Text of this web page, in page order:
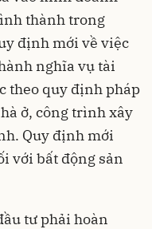
thành trong
định mới về việc
nghĩa vụ tài
theo quy định pháp
ở, công trình xây
Quy định mới
với bất động sản
tư phải hoàn